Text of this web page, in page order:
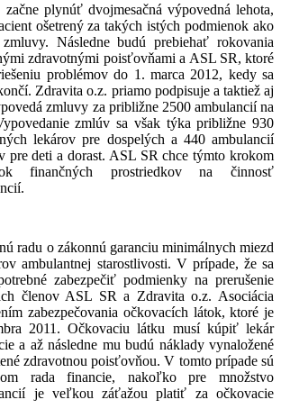
plynúť dvojmesačná výpovedná lehota,
ošetrený za takých istých podmienok ako
Následne budú prebiehať rokovania
zdravotnými poisťovňami a ASL SR, ktoré
problémov do 1. marca 2012, kedy sa
Zdravita o.z. priamo podpisuje a taktiež aj
zmluvy za približne 2500 ambulancií na
zmlúv sa však týka približne 930
lekárov pre dospelých a 440 ambulancií
pre deti a dorast. ASL SR chce týmto krokom
finančných prostriedkov na činnosť
radu o zákonnú garanciu minimálnych miezd
ambulantnej starostlivosti. V prípade, že sa
zabezpečiť podmienky na prerušenie
členov ASL SR a Zdravita o.z. Asociácia
zabezpečovania očkovacích látok, ktoré je
2011. Očkovaciu látku musí kúpiť lekár
a až následne mu budú náklady vynaložené
zdravotnou poisťovňou. V tomto prípade sú
rada financie, nakoľko pre množstvo
je veľkou záťažou platiť za očkovacie